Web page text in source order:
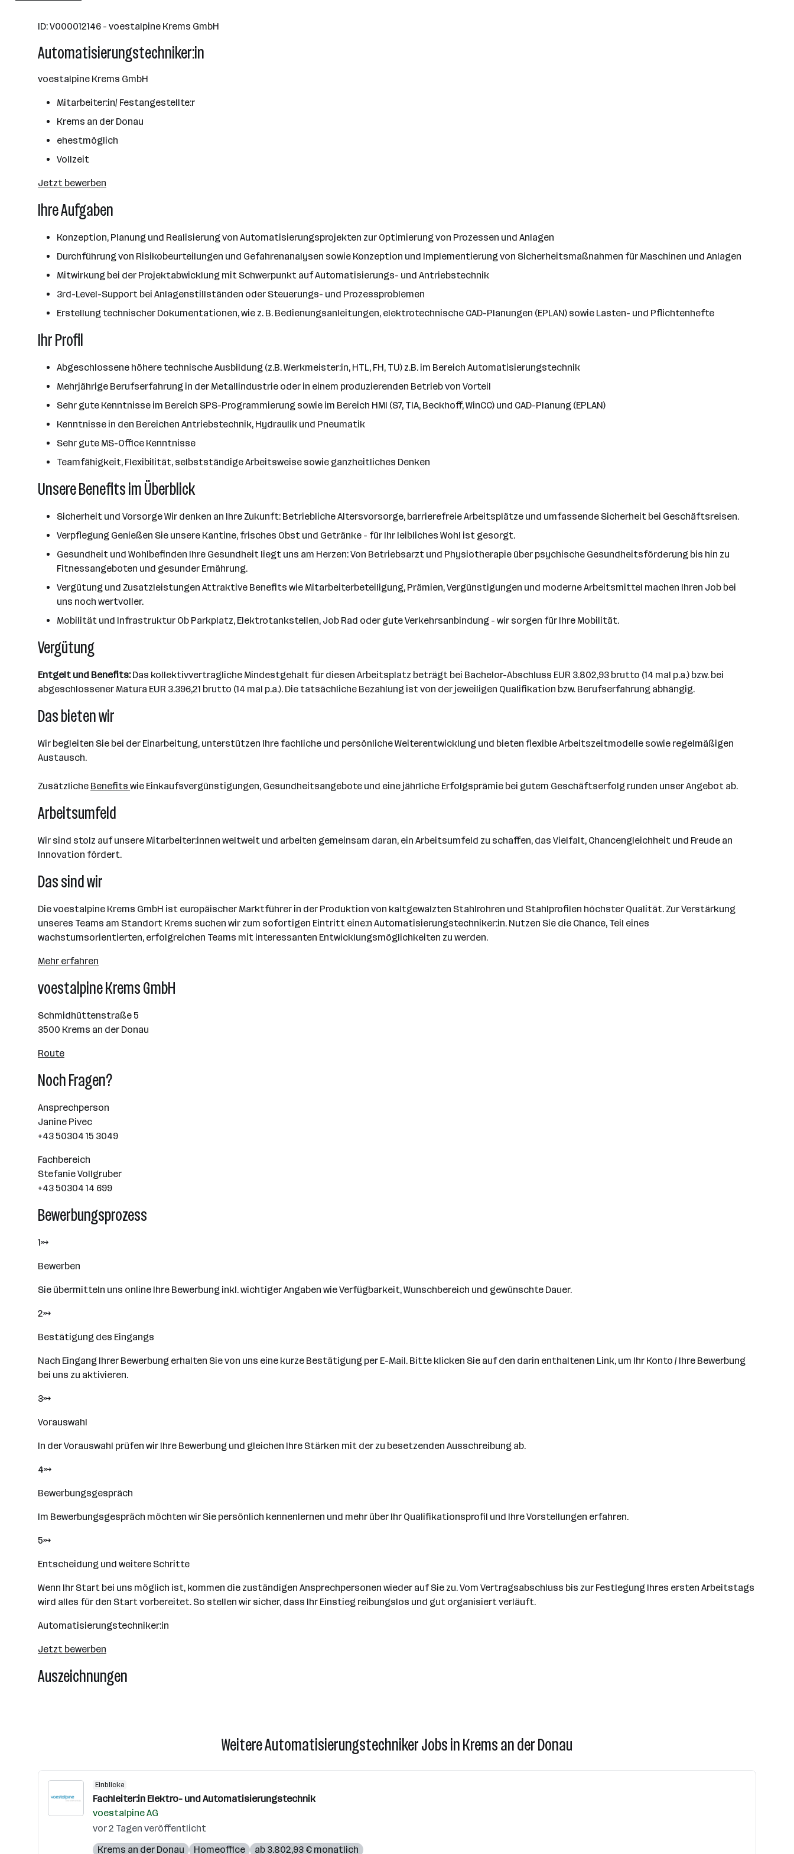
ID: V000012146 - voestalpine Krems GmbH
Automatisierungstechniker:in
voestalpine Krems GmbH
Mitarbeiter:in/ Festangestellte:r
Krems an der Donau
ehestmöglich
Vollzeit
Jetzt bewerben
Ihre Aufgaben
Konzeption, Planung und Realisierung von Automatisierungsprojekten zur Optimierung von Prozessen und Anlagen
Durchführung von Risikobeurteilungen und Gefahrenanalysen sowie Konzeption und Implementierung von Sicherheitsmaßnahmen für Maschinen und Anlagen
Mitwirkung bei der Projektabwicklung mit Schwerpunkt auf Automatisierungs- und Antriebstechnik
3rd-Level-Support bei Anlagenstillständen oder Steuerungs- und Prozessproblemen
Erstellung technischer Dokumentationen, wie z. B. Bedienungsanleitungen, elektrotechnische CAD-Planungen (EPLAN) sowie Lasten- und Pflichtenhefte
Ihr Profil
Abgeschlossene höhere technische Ausbildung (z.B. Werkmeister:in, HTL, FH, TU) z.B. im Bereich Automatisierungstechnik
Mehrjährige Berufserfahrung in der Metallindustrie oder in einem produzierenden Betrieb von Vorteil
Sehr gute Kenntnisse im Bereich SPS-Programmierung sowie im Bereich HMI (S7, TIA, Beckhoff, WinCC) und CAD-Planung (EPLAN)
Kenntnisse in den Bereichen Antriebstechnik, Hydraulik und Pneumatik
Sehr gute MS-Office Kenntnisse
Teamfähigkeit, Flexibilität, selbstständige Arbeitsweise sowie ganzheitliches Denken
Unsere Benefits im Überblick
Sicherheit und Vorsorge Wir denken an Ihre Zukunft: Betriebliche Altersvorsorge, barrierefreie Arbeitsplätze und umfassende Sicherheit bei Geschäftsreisen.
Verpflegung Genießen Sie unsere Kantine, frisches Obst und Getränke - für Ihr leibliches Wohl ist gesorgt.
Gesundheit und Wohlbefinden Ihre Gesundheit liegt uns am Herzen: Von Betriebsarzt und Physiotherapie über psychische Gesundheitsförderung bis hin zu
Fitnessangeboten und gesunder Ernährung.
Vergütung und Zusatzleistungen Attraktive Benefits wie Mitarbeiterbeteiligung, Prämien, Vergünstigungen und moderne Arbeitsmittel machen Ihren Job bei
uns noch wertvoller.
Mobilität und Infrastruktur Ob Parkplatz, Elektrotankstellen, Job Rad oder gute Verkehrsanbindung - wir sorgen für Ihre Mobilität.
Vergütung
Entgelt und Benefits:Das kollektivvertragliche Mindestgehalt für diesen Arbeitsplatz beträgt bei Bachelor-Abschluss EUR 3.802,93 brutto (14 mal p.a.) bzw. bei
abgeschlossener Matura EUR 3.396,21 brutto (14 mal p.a.). Die tatsächliche Bezahlung ist von der jeweiligen Qualifikation bzw. Berufserfahrung abhängig.
Das bieten wir
Wir begleiten Sie bei der Einarbeitung, unterstützen Ihre fachliche und persönliche Weiterentwicklung und bieten flexible Arbeitszeitmodelle sowie regelmäßigen
Austausch.
Zusätzliche Benefits wie Einkaufsvergünstigungen, Gesundheitsangebote und eine jährliche Erfolgsprämie bei gutem Geschäftserfolg runden unser Angebot ab.
Arbeitsumfeld
Wir sind stolz auf unsere Mitarbeiter:innen weltweit und arbeiten gemeinsam daran, ein Arbeitsumfeld zu schaffen, das Vielfalt, Chancengleichheit und Freude an
Innovation fördert.
Das sind wir
Die voestalpine Krems GmbH ist europäischer Marktführer in der Produktion von kaltgewalzten Stahlrohren und Stahlprofilen höchster Qualität. Zur Verstärkung
unseres Teams am Standort Krems suchen wir zum sofortigen Eintritt eine:n Automatisierungstechniker:in. Nutzen Sie die Chance, Teil eines
wachstumsorientierten, erfolgreichen Teams mit interessanten Entwicklungsmöglichkeiten zu werden.
Mehr erfahren
voestalpine Krems GmbH
Schmidhüttenstraße 5
3500 Krems an der Donau
Route
Noch Fragen?
Ansprechperson
Janine Pivec
+43 50304 15 3049
Fachbereich
Stefanie Vollgruber
+43 50304 14 699
Bewerbungsprozess
1→
Bewerben
Sie übermitteln uns online Ihre Bewerbung inkl. wichtiger Angaben wie Verfügbarkeit, Wunschbereich und gewünschte Dauer.
2→
Bestätigung des Eingangs
Nach Eingang Ihrer Bewerbung erhalten Sie von uns eine kurze Bestätigung per E-Mail. Bitte klicken Sie auf den darin enthaltenen Link, um Ihr Konto / Ihre Bewerbung
bei uns zu aktivieren.
3→
Vorauswahl
In der Vorauswahl prüfen wir Ihre Bewerbung und gleichen Ihre Stärken mit der zu besetzenden Ausschreibung ab.
4→
Bewerbungsgespräch
Im Bewerbungsgespräch möchten wir Sie persönlich kennenlernen und mehr über Ihr Qualifikationsprofil und Ihre Vorstellungen erfahren.
5→
Entscheidung und weitere Schritte
Wenn Ihr Start bei uns möglich ist, kommen die zuständigen Ansprechpersonen wieder auf Sie zu. Vom Vertragsabschluss bis zur Festlegung Ihres ersten Arbeitstags
wird alles für den Start vorbereitet. So stellen wir sicher, dass Ihr Einstieg reibungslos und gut organisiert verläuft.
Automatisierungstechniker:in
Jetzt bewerben
Auszeichnungen
Weitere Automatisierungstechniker Jobs in Krems an der Donau
Einblicke
Fachleiter:in Elektro- und Automatisierungstechnik
voestalpine AG
vor 2 Tagen veröffentlicht
Krems an der Donau
Homeoffice ab 3.802,93 € monatlich